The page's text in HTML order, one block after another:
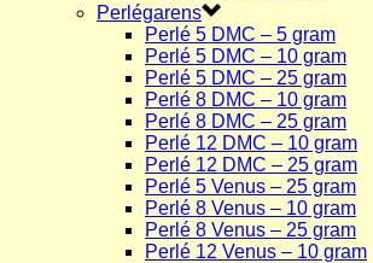
Perlégarens
Perlé 5 DMC – 5 gram
Perlé 5 DMC – 10 gram
Perlé 5 DMC – 25 gram
Perlé 8 DMC – 10 gram
Perlé 8 DMC – 25 gram
Perlé 12 DMC – 10 gram
Perlé 12 DMC – 25 gram
Perlé 5 Venus – 25 gram
Perlé 8 Venus – 10 gram
Perlé 8 Venus – 25 gram
Perlé 12 Venus – 10 gram